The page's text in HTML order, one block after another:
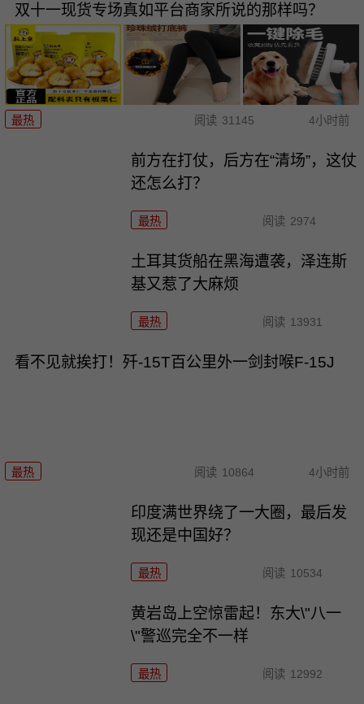
双十一现货专场真如平台商家所说的那样吗？
最热 阅读 31145 4小时前
前方在打仗，后方在“清场”，这仗
还怎么打？
最热 阅读 2974
土耳其货船在黑海遭袭，泽连斯
基又惹了大麻烦
最热 阅读 13931
看不见就挨打！歼-15T百公里外一剑封喉F-15J
最热 阅读 10864 4小时前
印度满世界绕了一大圈，最后发
现还是中国好？
最热 阅读 10534
黄岩岛上空惊雷起！东大\"八一
\"警巡完全不一样
最热 阅读 12992